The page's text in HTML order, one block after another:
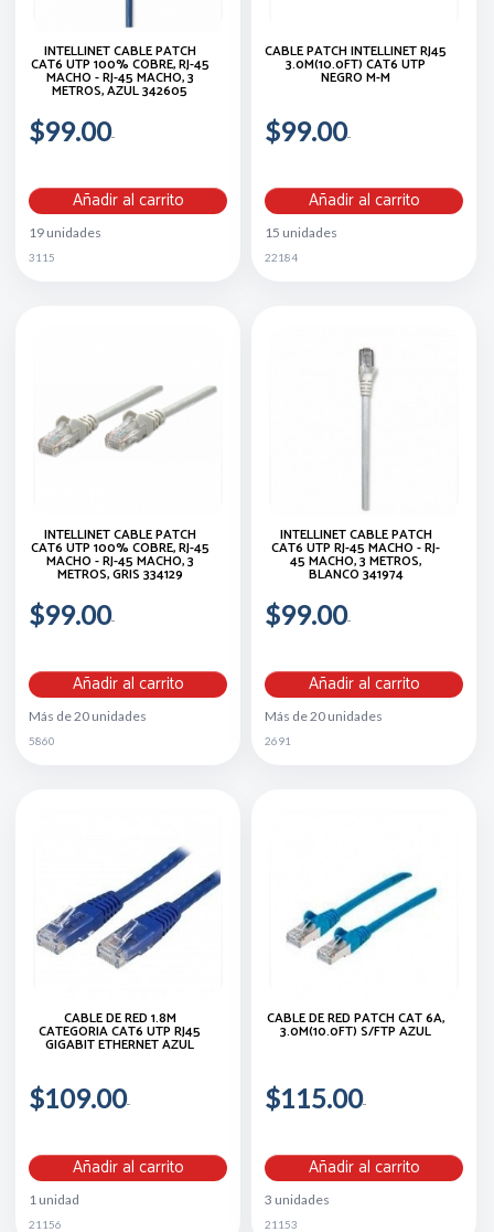
INTELLINET CABLE PATCH
CAT6 UTP 100% COBRE, RJ-45
MACHO - RJ-45 MACHO, 3
METROS, AZUL 342605
$99.00
Añadir al carrito
19 unidades
3115
CABLE PATCH INTELLINET RJ45
3.0M(10.0FT) CAT6 UTP
NEGRO M-M
$99.00
Añadir al carrito
15 unidades
22184
INTELLINET CABLE PATCH
CAT6 UTP 100% COBRE, RJ-45
MACHO - RJ-45 MACHO, 3
METROS, GRIS 334129
$99.00
Añadir al carrito
Más de 20 unidades
5860
INTELLINET CABLE PATCH
CAT6 UTP RJ-45 MACHO - RJ-
45 MACHO, 3 METROS,
BLANCO 341974
$99.00
Añadir al carrito
Más de 20 unidades
2691
CABLE DE RED 1.8M
CATEGORIA CAT6 UTP RJ45
GIGABIT ETHERNET AZUL
$109.00
Añadir al carrito
1 unidad
21156
CABLE DE RED PATCH CAT 6A,
3.0M(10.0FT) S/FTP AZUL
$115.00
Añadir al carrito
3 unidades
21153